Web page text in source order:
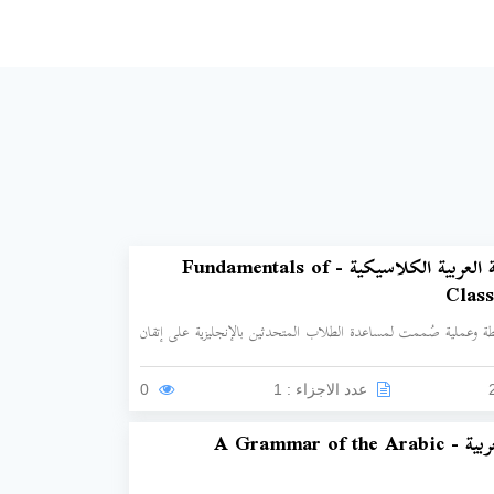
أساسيات اللغة العربية الكلاسيكية - Fundamentals of
وعملية صُممت لمساعدة الطلاب المتحدثين بالإنجليزية على إتقان
عبر القرون) مع أسلوب الطرح الأكاديمي الغربي المعاصر لتقديم تيسير
عدد الاجزاء : 1
قواعد اللغة العربية - A Grammar of the Arabic